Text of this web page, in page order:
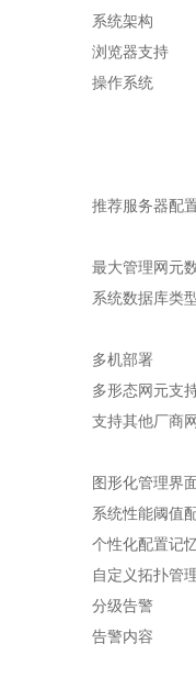
系统架构
浏览器支持
操作系统
推荐服务器配
最大管理网元
系统数据库类
多机部署
多形态网元支
支持其他厂商
图形化管理界
系统性能阈值
个性化配置记
自定义拓扑管
分级告警
告警内容